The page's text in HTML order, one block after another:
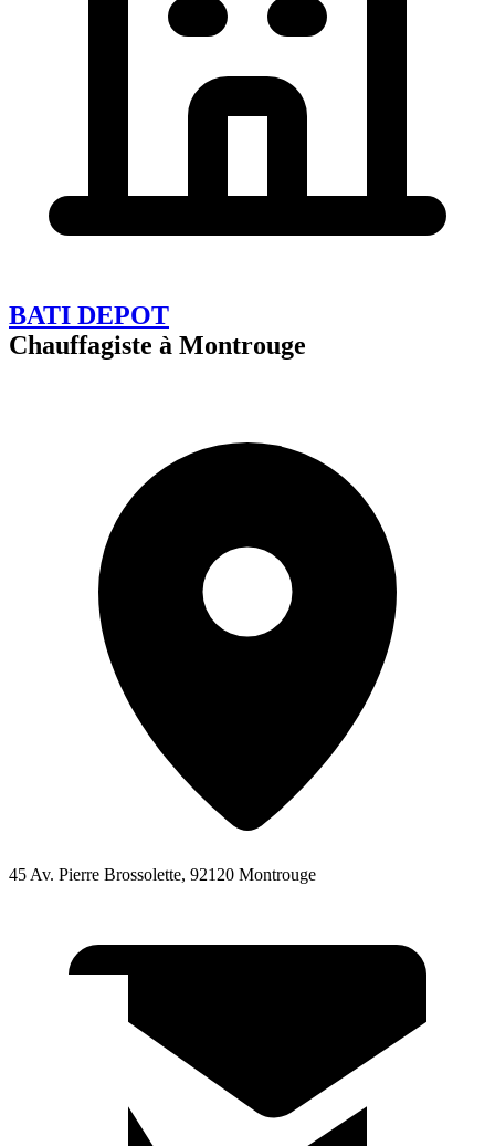
BATI DEPOT
Chauffagiste à Montrouge
45 Av. Pierre Brossolette, 92120 Montrouge